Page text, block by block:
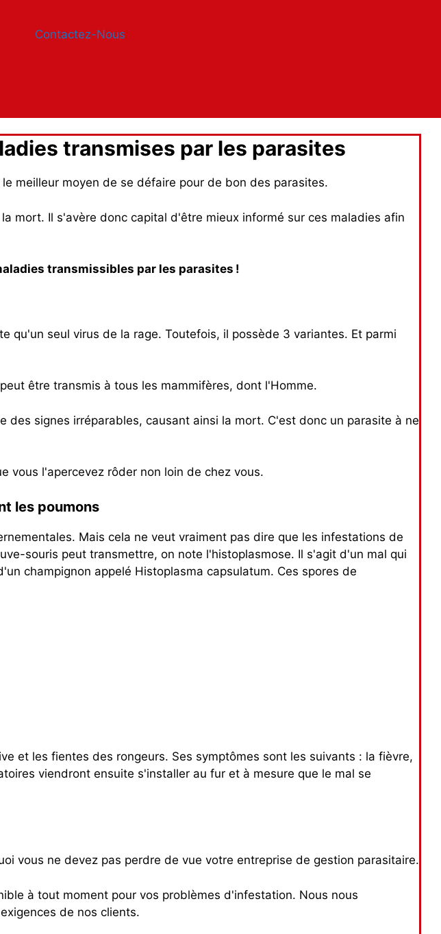
Contactez-Nous
transmises par les parasites
meilleur moyen de se défaire pour de bon des parasites.
mort. Il s'avère donc capital d'être mieux informé sur ces maladies afin
transmissibles par les parasites !
qu'un seul virus de la rage. Toutefois, il possède 3 variantes. Et parmi
être transmis à tous les mammifères, dont l'Homme.
signes irréparables, causant ainsi la mort. C'est donc un parasite à ne
vous l'apercevez rôder non loin de chez vous.
les poumons
Mais cela ne veut vraiment pas dire que les infestations de
souris peut transmettre, on note l'histoplasmose. Il s'agit d'un mal qui
champignon appelé Histoplasma capsulatum. Ces spores de
et les fientes des rongeurs. Ses symptômes sont les suivants : la fièvre,
viendront ensuite s'installer au fur et à mesure que le mal se
vous ne devez pas perdre de vue votre entreprise de gestion parasitaire.
à tout moment pour vos problèmes d'infestation. Nous nous
de nos clients.